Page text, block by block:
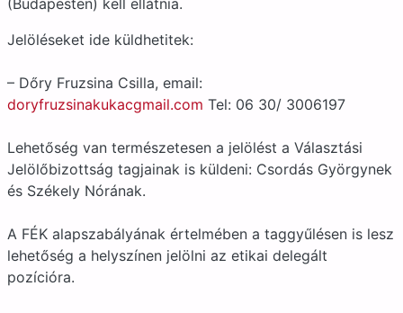
(Budapesten) kell ellátnia.
Jelöléseket ide küldhetitek:
– Dőry Fruzsina Csilla, email:
doryfruzsinakukacgmail.com Tel: 06 30/ 3006197
Lehetőség van természetesen a jelölést a Választási
Jelölőbizottság tagjainak is küldeni: Csordás Györgynek
és Székely Nórának.
A FÉK alapszabályának értelmében a taggyűlésen is lesz
lehetőség a helyszínen jelölni az etikai delegált
pozícióra.